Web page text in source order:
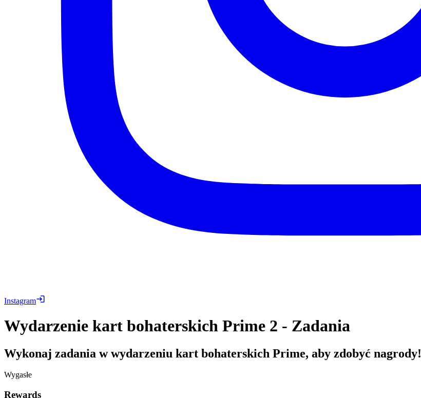
Instagram
Wydarzenie kart bohaterskich Prime 2 - Zadania
Wykonaj zadania w wydarzeniu kart bohaterskich Prime, aby zdobyć nagrody!
Wygasłe
Rewards